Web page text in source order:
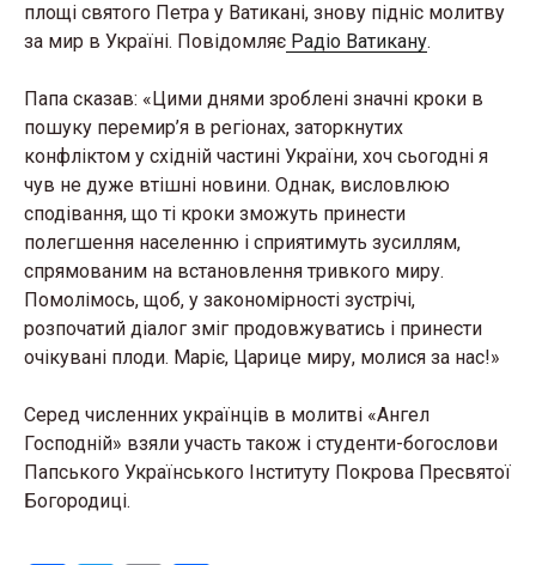
площі святого Петра у Ватикані, знову підніс молитву
за мир в Україні. Повідомляє Радіо Ватикану.
Папа сказав: «Цими днями зроблені значні кроки в
пошуку перемир’я в регіонах, заторкнутих
конфліктом у східній частині України, хоч сьогодні я
чув не дуже втішні новини. Однак, висловлюю
сподівання, що ті кроки зможуть принести
полегшення населенню і сприятимуть зусиллям,
спрямованим на встановлення тривкого миру.
Помолімось, щоб, у закономірності зустрічі,
розпочатий діалог зміг продовжуватись і принести
очікувані плоди. Маріє, Царице миру, молися за нас!»
Серед численних українців в молитві «Ангел
Господній» взяли участь також і студенти-богослови
Папського Українського Інституту Покрова Пресвятої
Богородиці.